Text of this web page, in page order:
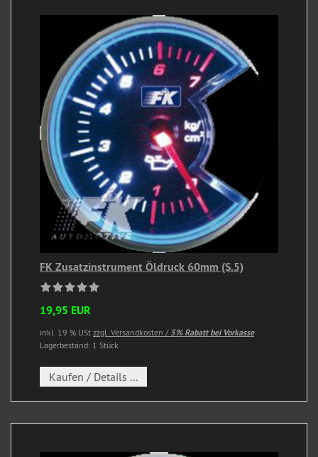
FK Zusatzinstrument Öldruck 60mm (S.5)
19,95 EUR
inkl. 19 % USt zzgl. Versandkosten / 5% Rabatt bei Vorkasse
Lagerbestand: 1 Stück
Kaufen / Details ...